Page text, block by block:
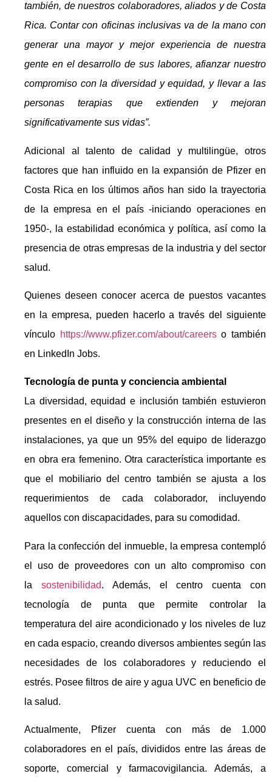
también, de nuestros colaboradores, aliados y de Costa
Rica. Contar con oficinas inclusivas va de la mano con
generar una mayor y mejor experiencia de nuestra
gente en el desarrollo de sus labores, afianzar nuestro
compromiso con la diversidad y equidad, y llevar a las
personas terapias que extienden y mejoran
significativamente sus vidas”.
Adicional al talento de calidad y multilingüe, otros
factores que han influido en la expansión de Pfizer en
Costa Rica en los últimos años han sido la trayectoria
de la empresa en el país -iniciando operaciones en
1950-, la estabilidad económica y política, así como la
presencia de otras empresas de la industria y del sector
salud.
Quienes deseen conocer acerca de puestos vacantes
en la empresa, pueden hacerlo a través del siguiente
vínculo https://www.pfizer.com/about/careerso también
en LinkedIn Jobs.
Tecnología de punta y conciencia ambiental
La diversidad, equidad e inclusión también estuvieron
presentes en el diseño y la construcción interna de las
instalaciones, ya que un 95% del equipo de liderazgo
en obra era femenino. Otra característica importante es
que el mobiliario del centro también se ajusta a los
requerimientos de cada colaborador, incluyendo
aquellos con discapacidades, para su comodidad.
Para la confección del inmueble, la empresa contempló
el uso de proveedores con un alto compromiso con
la sostenibilidad. Además, el centro cuenta con
tecnología de punta que permite controlar la
temperatura del aire acondicionado y los niveles de luz
en cada espacio, creando diversos ambientes según las
necesidades de los colaboradores y reduciendo el
estrés. Posee filtros de aire y agua UVC en beneficio de
la salud.
Actualmente, Pfizer cuenta con más de 1.000
colaboradores en el país, divididos entre las áreas de
soporte, comercial y farmacovigilancia. Además, a